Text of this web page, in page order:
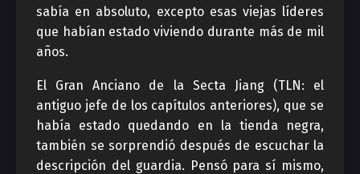
sabía en absoluto, excepto esas viejas líderes
que habían estado viviendo durante más de mil
años.
El Gran Anciano de la Secta Jiang (TLN: el
antiguo jefe de los capítulos anteriores), que se
había estado quedando en la tienda negra,
también se sorprendió después de escuchar la
descripción del guardia. Pensó para sí mismo,